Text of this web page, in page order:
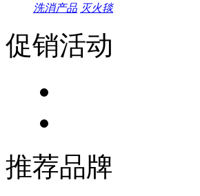
洗消产品 灭火毯
促销活动
推荐品牌